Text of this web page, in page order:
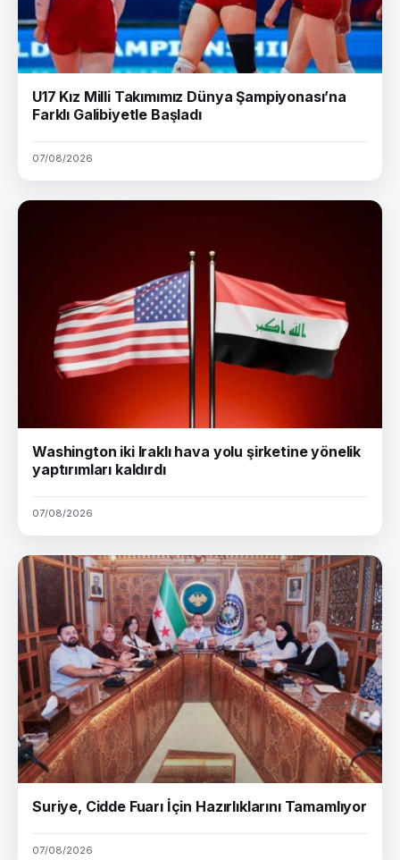
U17 Kız Milli Takımımız Dünya Şampiyonası’na
Farklı Galibiyetle Başladı
07/08/2026
Washington iki Iraklı hava yolu şirketine yönelik
yaptırımları kaldırdı
07/08/2026
Suriye, Cidde Fuarı İçin Hazırlıklarını Tamamlıyor
07/08/2026